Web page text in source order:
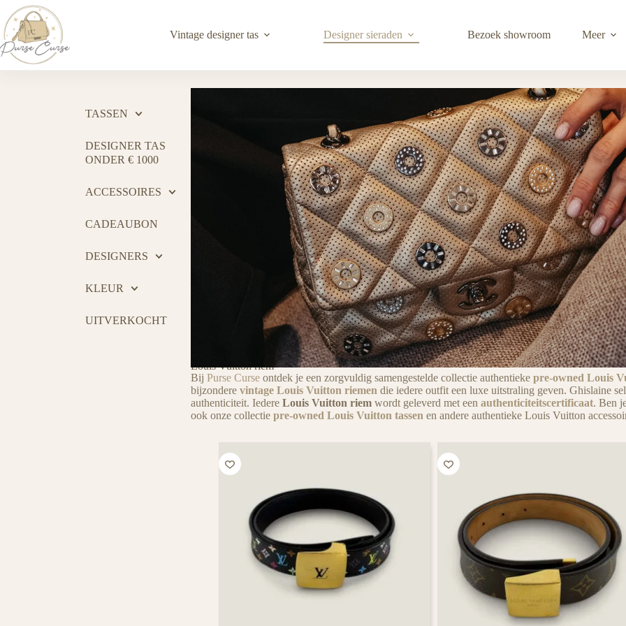
Vintage designer tas Designer sieraden Bezoek showroom Meer
TASSEN
DESIGNER TAS
ONDER € 1000
ACCESSOIRES
CADEAUBON
DESIGNERS
KLEUR
UITVERKOCHT
PURSE
CURSE
Tovert een lach op het gezicht van
iedere tassen liefhebber
Louis Vuitton riem
Bij Purse Curse ontdek je een zorgvuldig samengestelde collectie authentieke pre-owned Louis
bijzondere vintage Louis Vuitton riemen die iedere outfit een luxe uitstraling geven. Ghislaine
authenticiteit. Iedere Louis Vuitton riem wordt geleverd met een authenticiteitscertificaat. Ben
ook onze collectie pre-owned Louis Vuitton tassen en andere authentieke Louis Vuitton